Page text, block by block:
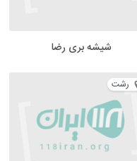
شیشه بری رضا
رشت